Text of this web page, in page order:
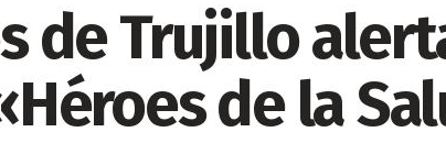
de Trujillo
de la